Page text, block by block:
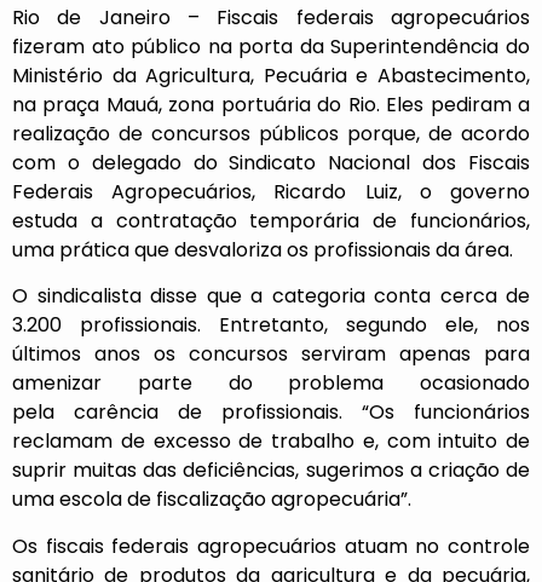
Rio de Janeiro – Fiscais federais agropecuários
fizeram ato público na porta da Superintendência do
Ministério da Agricultura, Pecuária e Abastecimento,
na praça Mauá, zona portuária do Rio. Eles pediram a
realização de concursos públicos porque, de acordo
com o delegado do Sindicato Nacional dos Fiscais
Federais Agropecuários, Ricardo Luiz, o governo
estuda a contratação temporária de funcionários,
uma prática que desvaloriza os profissionais da área.
O sindicalista disse que a categoria conta cerca de
3.200 profissionais. Entretanto, segundo ele, nos
últimos anos os concursos serviram apenas para
amenizar parte do problema ocasionado
pela carência de profissionais. “Os funcionários
reclamam de excesso de trabalho e, com intuito de
suprir muitas das deficiências, sugerimos a criação de
uma escola de fiscalização agropecuária”.
Os fiscais federais agropecuários atuam no controle
sanitário de produtos da agricultura e da pecuária,